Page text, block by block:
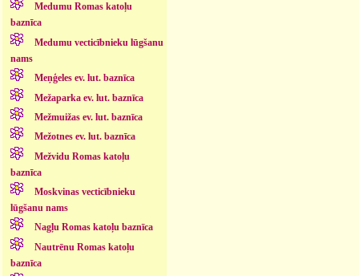
Medumu Romas katoļu
baznīca
Medumu vecticībnieku lūgšanu
nams
Meņģeles ev. lut. baznīca
Mežaparka ev. lut. baznīca
Mežmuižas ev. lut. baznīca
Mežotnes ev. lut. baznīca
Mežvidu Romas katoļu
baznīca
Moskvinas vecticībnieku
lūgšanu nams
Nagļu Romas katoļu baznīca
Nautrēnu Romas katoļu
baznīca